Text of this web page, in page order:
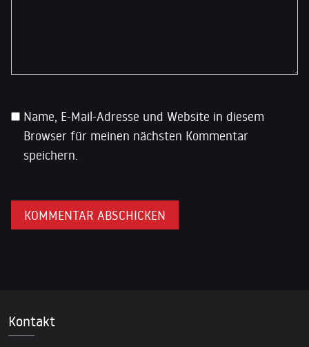
Name, E-Mail-Adresse und Website in diesem
Browser für meinen nächsten Kommentar
speichern.
Kontakt